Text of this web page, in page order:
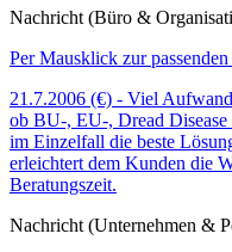
Nachricht (Büro &
Per Mausklick zur
21.7.2006 (€) - Viel
ob BU-, EU-, Dread
im Einzelfall die beste
erleichtert dem Kunden die
Beratungszeit.
Nachricht (Unternehmen &